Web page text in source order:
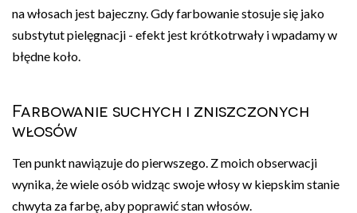
na włosach jest bajeczny. Gdy farbowanie stosuje się jako
substytut pielęgnacji - efekt jest krótkotrwały i wpadamy w
błędne koło.
Farbowanie suchych i zniszczonych
włosów
Ten punkt nawiązuje do pierwszego. Z moich obserwacji
wynika, że wiele osób widząc swoje włosy w kiepskim stanie
chwyta za farbę, aby poprawić stan włosów.